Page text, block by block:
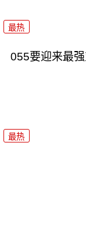
最热
055要迎来最强
最热